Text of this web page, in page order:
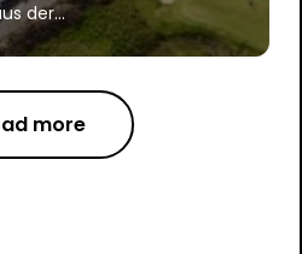
der...
more